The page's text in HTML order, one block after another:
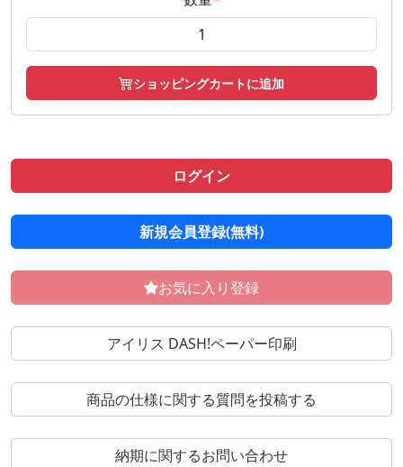
ショッピングカートに追加
ログイン
新規会員登録(無料)
お気に入り登録
アイリス DASH!ペーパー印刷
商品の仕様に関する質問を投稿する
納期に関するお問い合わせ